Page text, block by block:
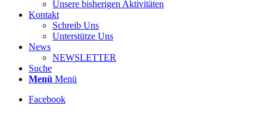
Unsere bisherigen Aktivitäten
Kontakt
Schreib Uns
Unterstütze Uns
News
NEWSLETTER
Suche
Menü Menü
Facebook